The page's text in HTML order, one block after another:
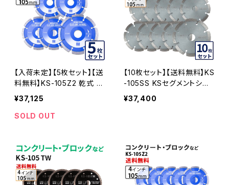
【入荷未定】【5枚セット】【送
料無料】KS-105Z2 乾式 K
Sセグメント ゼットツー 4イ
ンチ 105mm ks-105z2 コ
ンクリート・ブロックなどの
5Z2-05
¥37,125
SOLD OUT
【10枚セット】【送料無料】KS
-105SS KSセグメントシル
バー 4インチ 105mm コン
クリート・ブロックなどの切
¥37,400